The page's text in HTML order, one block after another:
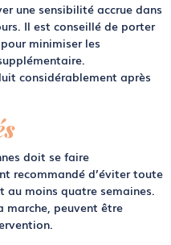
une sensibilité accrue dans
Il est conseillé de porter
minimiser les
considérablement après
doit se faire
recommandé d’éviter toute
au moins quatre semaines.
marche, peuvent être